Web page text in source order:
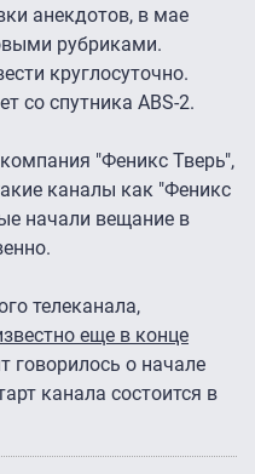
анекдотов, в мае
рубриками.
круглосуточно.
со спутника ABS-2.
"Феникс Тверь",
каналы как "Феникс
начали вещание в
телеканала,
еще в конце
говорилось о начале
канала состоится в